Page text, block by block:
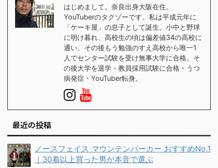
はじめまして。奈良出身大阪在住。
YouTuberのタクゾーです。私は平成元年に
「ケーキ屋」の息子として誕生。小中と野球
に明け暮れ、高校生の頃は偏差値34の高校に
通い、その後もう勉強のすえ高校から唯一1
人でセンター試験を受け無事大学に合格。そ
の後大学を退学・教員採用試験に合格・うつ
病発症・YouTuber転身。
最近の投稿
ノースフェイス マウンテンパーカー おすすめNo.1
｜30着以上買った男が本音で選ぶ